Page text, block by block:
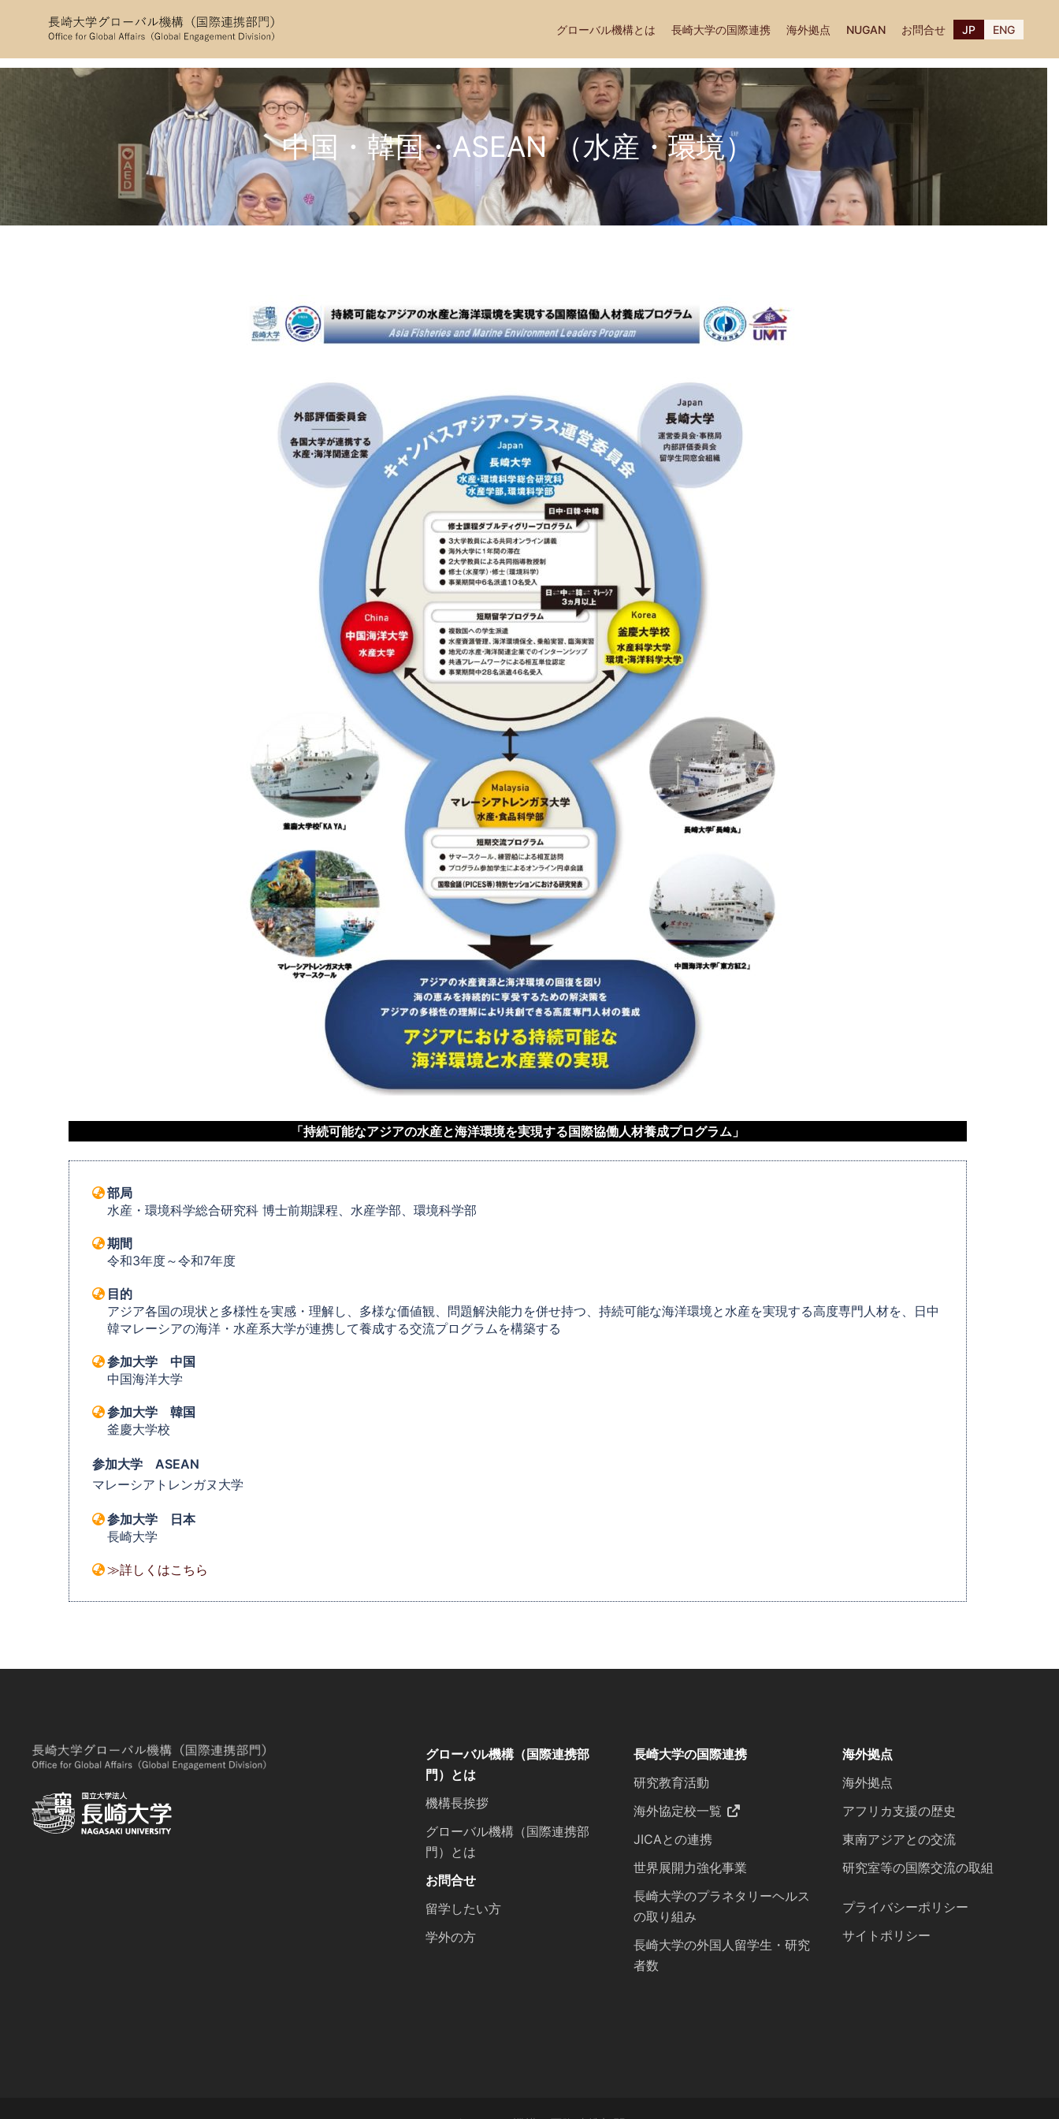
ン
グローバル機構とは 長崎大学の国際連携 海外拠点 NUGAN お問合せ JP ENG
中国・韓国・ASEAN （水産・環境）
「持続可能なアジアの水産と海洋環境を実現する国際協働人材養成プログラム」
部局
水産・環境科学総合研究科 博士前期課程、水産学部、環境科学部
期間
令和3年度～令和7年度
目的
アジア各国の現状と多様性を実感・理解し、多様な価値観、問題解決能力を併せ持つ、持続可能な海洋環境と水産を実現する高度専門人材を、日中
韓マレーシアの海洋・水産系大学が連携して養成する交流プログラムを構築する
参加大学 中国
中国海洋大学
参加大学 韓国
釜慶大学校
参加大学 ASEAN
マレーシアトレンガヌ大学
参加大学 日本
長崎大学
≫詳しくはこちら
グローバル機構（国際連携部
門）とは
機構長挨拶
グローバル機構（国際連携部
門）とは
お問合せ
留学したい方
学外の方
長崎大学の国際連携
研究教育活動
海外協定校一覧
JICAとの連携
世界展開力強化事業
長崎大学のプラネタリーヘルス
の取り組み
長崎大学の外国人留学生・研究
者数
海外拠点
海外拠点
アフリカ支援の歴史
東南アジアとの交流
研究室等の国際交流の取組
プライバシーポリシー
サイトポリシー